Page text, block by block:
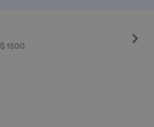
$ 1500